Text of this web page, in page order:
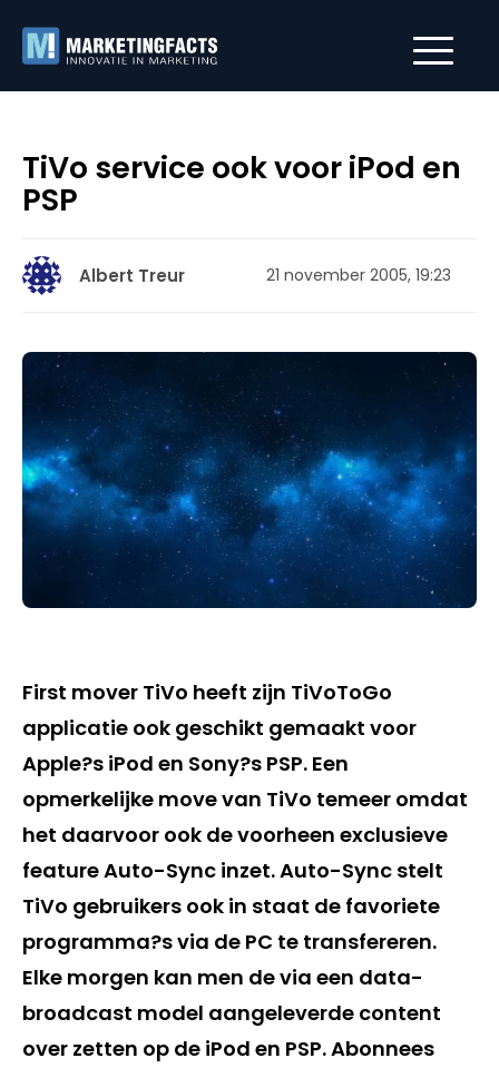
TiVo service ook voor iPod en
PSP
Albert Treur 21 november 2005, 19:23
First mover TiVo heeft zijn TiVoToGo
applicatie ook geschikt gemaakt voor
Apple?s iPod en Sony?s PSP. Een
opmerkelijke move van TiVo temeer omdat
het daarvoor ook de voorheen exclusieve
feature Auto-Sync inzet. Auto-Sync stelt
TiVo gebruikers ook in staat de favoriete
programma?s via de PC te transfereren.
Elke morgen kan men de via een data-
broadcast model aangeleverde content
over zetten op de iPod en PSP. Abonnees